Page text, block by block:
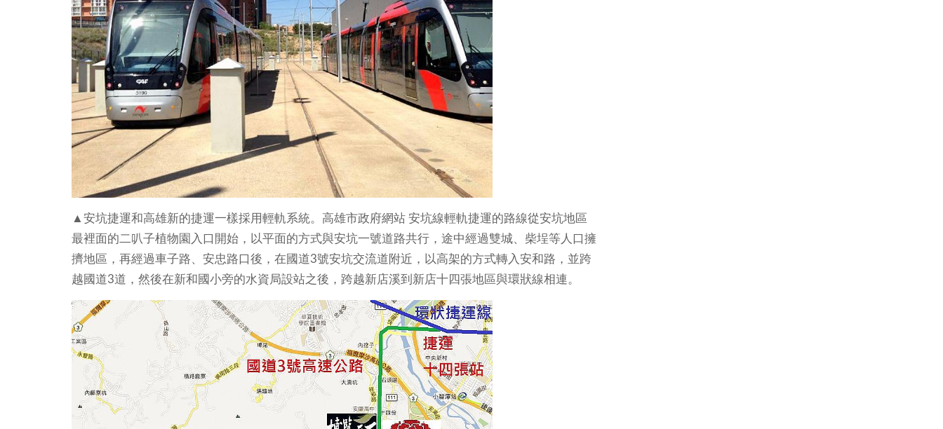
▲安坑捷運和高雄新的捷運一樣採用輕軌系統。高雄市政府網站 安坑線輕軌捷運的路線從安坑地區
最裡面的二叭子植物園入口開始，以平面的方式與安坑一號道路共行，途中經過雙城、柴埕等人口擁
擠地區，再經過車子路、安忠路口後，在國道3號安坑交流道附近，以高架的方式轉入安和路，並跨
越國道3道，然後在新和國小旁的水資局設站之後，跨越新店溪到新店十四張地區與環狀線相連。